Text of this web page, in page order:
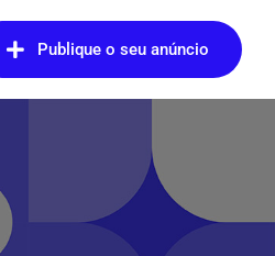
Publique o seu anúncio